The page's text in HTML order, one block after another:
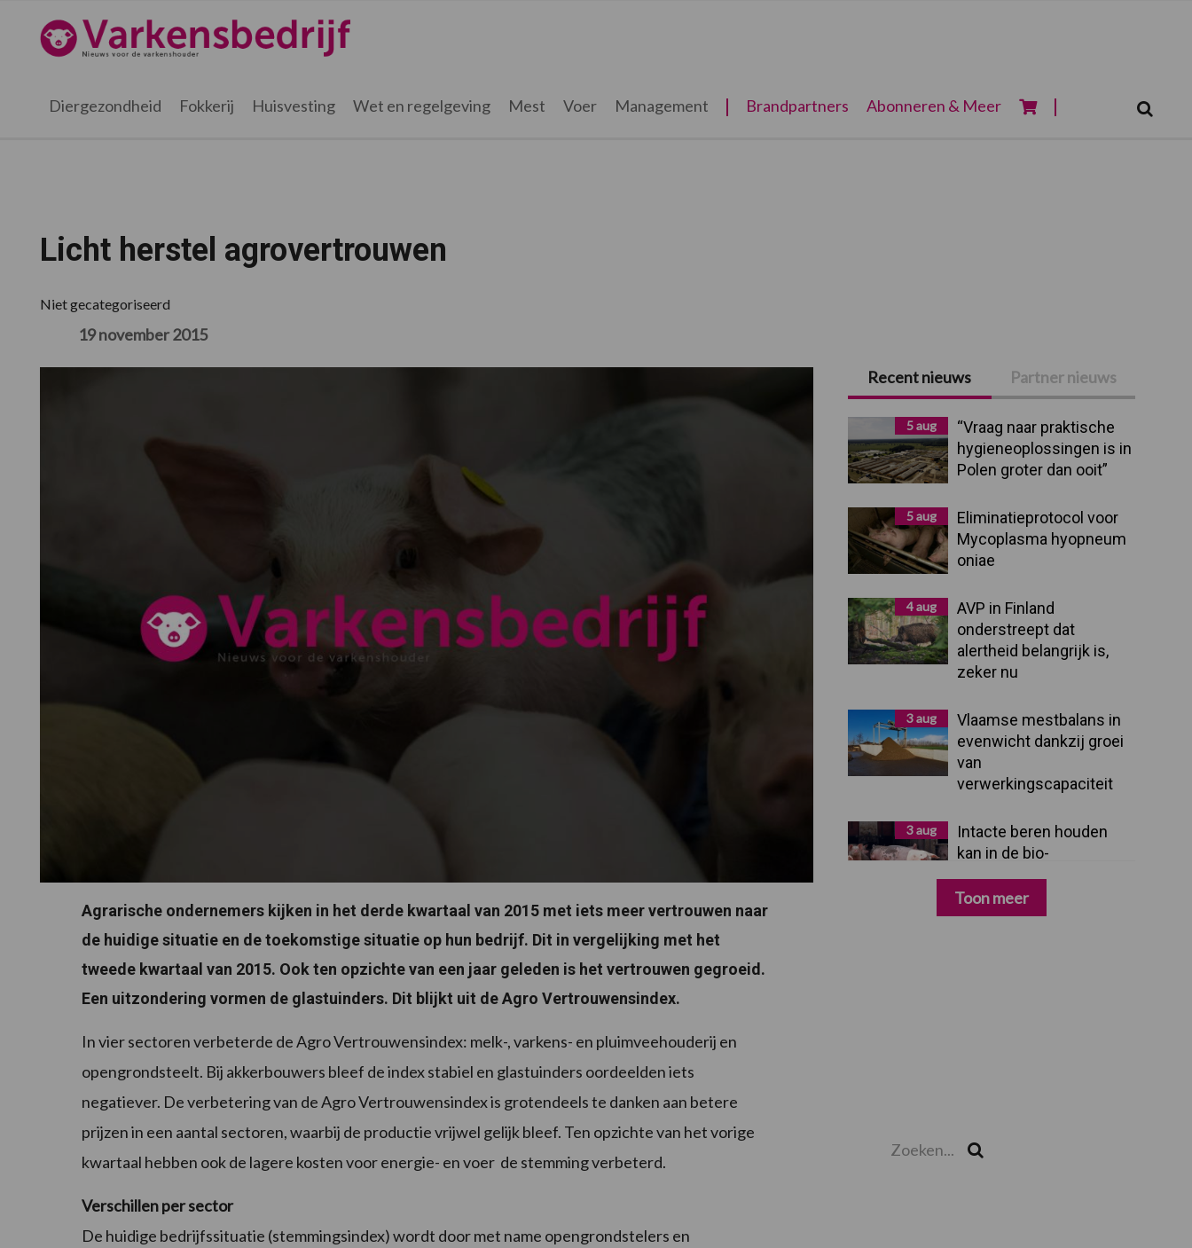
hoofdnavigatie
hoofd
eerste
voettekst
Varkensbedrijf.nl
Diergezondheid Fokkerij Huisvesting Wet en regelgeving Mest Voer Management Brandpartners Abonneren & Meer
Licht herstel agrovertrouwen
Niet gecategoriseerd
19 november 2015
Agrarische ondernemers kijken in het derde kwartaal van 2015 met iets meer vertrouwen naar
de huidige situatie en de toekomstige situatie op hun bedrijf. Dit in vergelijking met het
tweede kwartaal van 2015. Ook ten opzichte van een jaar geleden is het vertrouwen gegroeid.
Een uitzondering vormen de glastuinders. Dit blijkt uit de Agro Vertrouwensindex.
In vier sectoren verbeterde de Agro Vertrouwensindex: melk-, varkens- en pluimveehouderij en
opengrondsteelt. Bij akkerbouwers bleef de index stabiel en glastuinders oordeelden iets
negatiever. De verbetering van de Agro Vertrouwensindex is grotendeels te danken aan betere
prijzen in een aantal sectoren, waarbij de productie vrijwel gelijk bleef. Ten opzichte van het vorige
kwartaal hebben ook de lagere kosten voor energie- en voer de stemming verbeterd.
Verschillen per sector
De huidige bedrijfssituatie (stemmingsindex) wordt door met name opengrondstelers en
Primaire
Sidebar
Recent nieuws Partner nieuws
5 aug
“Vraag naar praktische
hygieneoplossingen is in
Polen groter dan ooit”
5 aug
Eliminatieprotocol voor
Mycoplasma hyopneum
oniae
4 aug
AVP in Finland
onderstreept dat
alertheid belangrijk is,
zeker nu
3 aug
Vlaamse mestbalans in
evenwicht dankzij groei
van
verwerkingscapaciteit
3 aug
Intacte beren houden
kan in de bio-
dan moet alles kloppen
Toon meer